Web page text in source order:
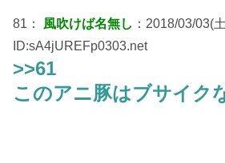
81： 風吹けば名無し ：2018/03/03(
ID:sA4jUREFp0303.net
>>61
このアニ豚はブサイク